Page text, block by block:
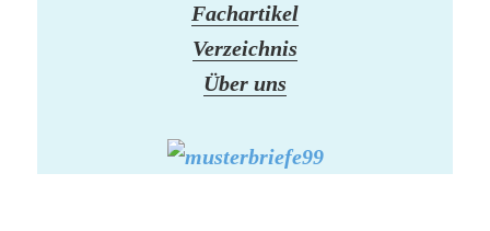
Fachartikel
Verzeichnis
Über uns